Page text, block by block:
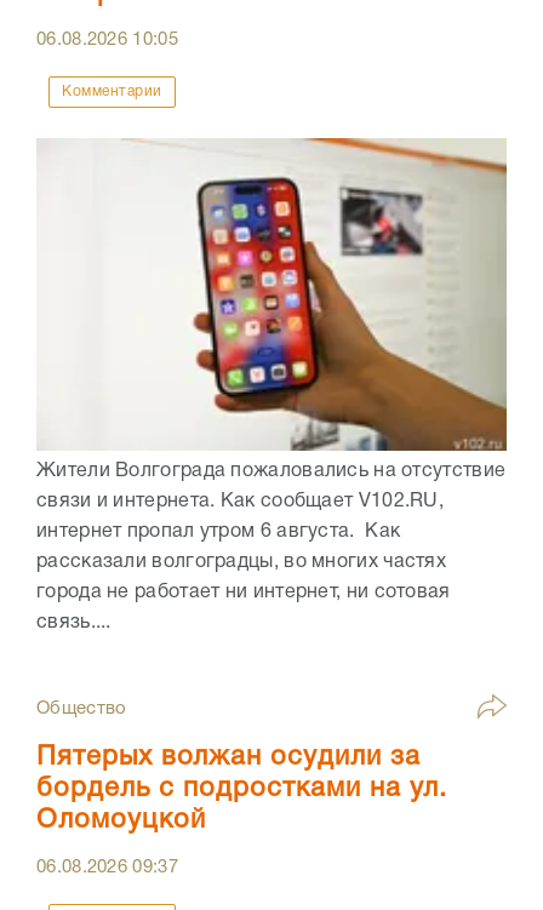
06.08.2026 10:05
Комментарии
Жители Волгограда пожаловались на отсутствие
связи и интернета. Как сообщает V102.RU,
интернет пропал утром 6 августа. Как
рассказали волгоградцы, во многих частях
города не работает ни интернет, ни сотовая
связь....
Общество
Пятерых волжан осудили за
бордель с подростками на ул.
Оломоуцкой
06.08.202609:37